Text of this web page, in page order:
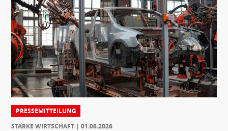
PRESSEMITTEILUNG
STARKE WIRTSCHAFT
01.06.2026